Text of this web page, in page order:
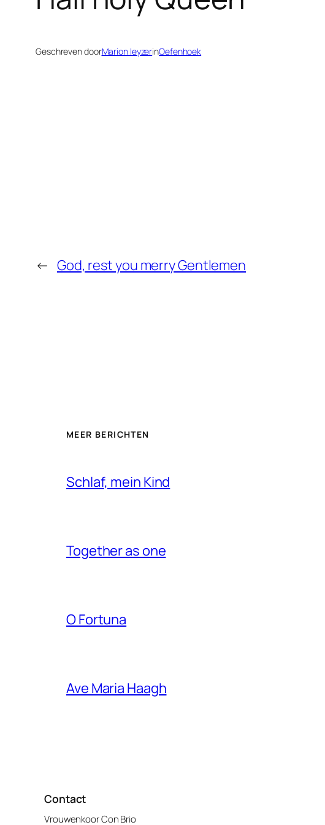
Geschreven doorMarion leyzerinOefenhoek
← God, rest you merry Gentlemen
MEER BERICHTEN
Schlaf, mein Kind
Together as one
O Fortuna
Ave Maria Haagh
Contact
Vrouwenkoor Con Brio